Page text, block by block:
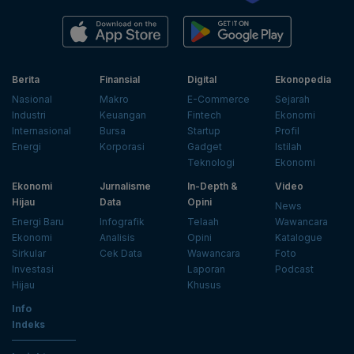
Berita
Nasional
Industri
Internasional
Energi
Finansial
Makro
Keuangan
Bursa
Korporasi
Digital
E-Commerce
Fintech
Startup
Gadget
Teknologi
Ekonopedia
Sejarah
Ekonomi
Profil
Istilah
Ekonomi
Ekonomi
Hijau
Energi Baru
Ekonomi
Sirkular
Investasi
Hijau
Jurnalisme
Data
Infografik
Analisis
Cek Data
In-Depth &
Opini
Telaah
Opini
Wawancara
Laporan
Khusus
Video
News
Wawancara
Katalogue
Foto
Podcast
Info
Indeks